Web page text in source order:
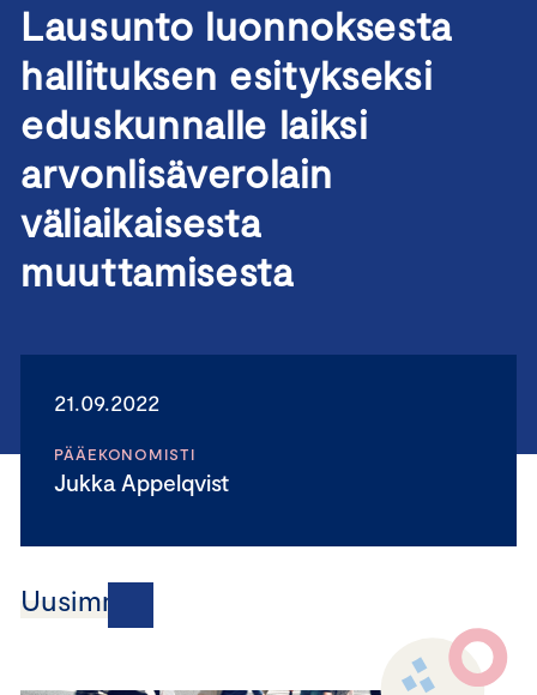
Lausunto luonnoksesta
hallituksen esitykseksi
eduskunnalle laiksi
arvonlisäverolain
väliaikaisesta
muuttamisesta
21.09.2022
PÄÄEKONOMISTI
Jukka Appelqvist
Uusimmat